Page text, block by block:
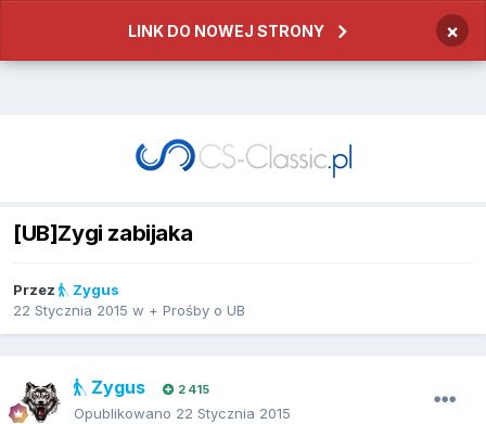
LINK DO NOWEJ STRONY ×
[UB]Zygi zabijaka
Przez
Zygus
22 Stycznia 2015 w + Prośby o UB
Zygus 2 415
Opublikowano 22 Stycznia 2015